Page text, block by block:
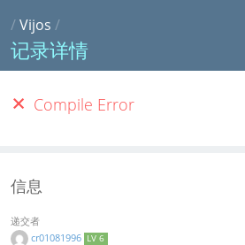
/Vijos /
记录详情
Compile Error
信息
递交者
cr01081996 LV 6